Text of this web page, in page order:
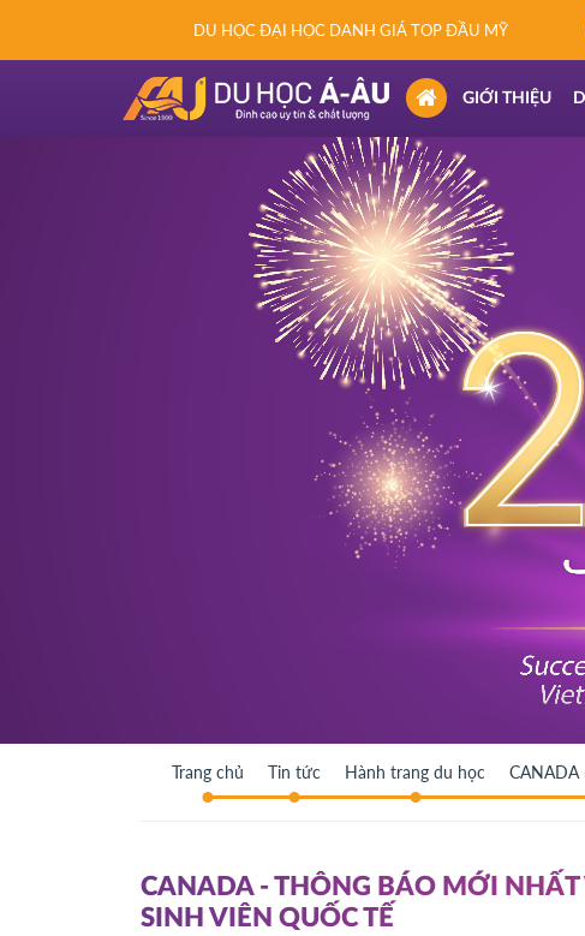
DU HỌC ĐẠI HỌC DANH GIÁ TOP ĐẦU MỸ
(CURRENT)
GIỚI THIỆU
Trang chủ Tin tức Hành trang du học CANADA
CANADA - THÔNG BÁO MỚI
SINH VIÊN QUỐC TẾ